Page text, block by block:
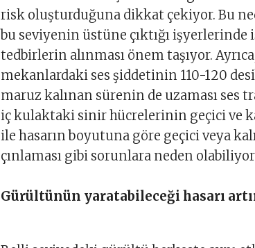
risk oluşturduğuna dikkat çekiyor. Bu
bu seviyenin üstüne çıktığı
tedbirlerin alınması önem taşıyor.
mekanlardaki ses şiddetinin 110-120
maruz kalınan sürenin de uzaması ses
iç kulaktaki sinir hücrelerinin geçici ve
ile hasarın boyutuna göre geçici veya
çınlaması gibi sorunlara neden
Gürültünün yaratabileceği hasarı